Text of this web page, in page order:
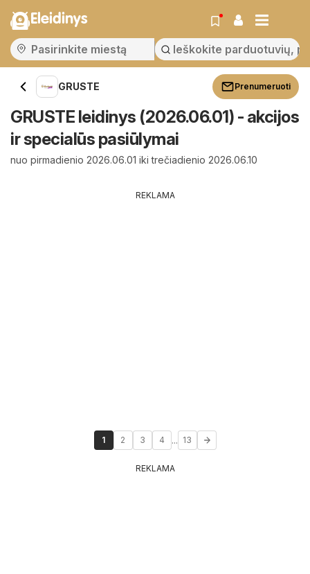
Eleidinys
GRUSTE Prenumeruoti
GRUSTE leidinys (2026.06.01) - akcijos
ir specialūs pasiūlymai
nuo pirmadienio 2026.06.01 iki trečiadienio 2026.06.10
REKLAMA
1 2 3 4 ... 13
REKLAMA